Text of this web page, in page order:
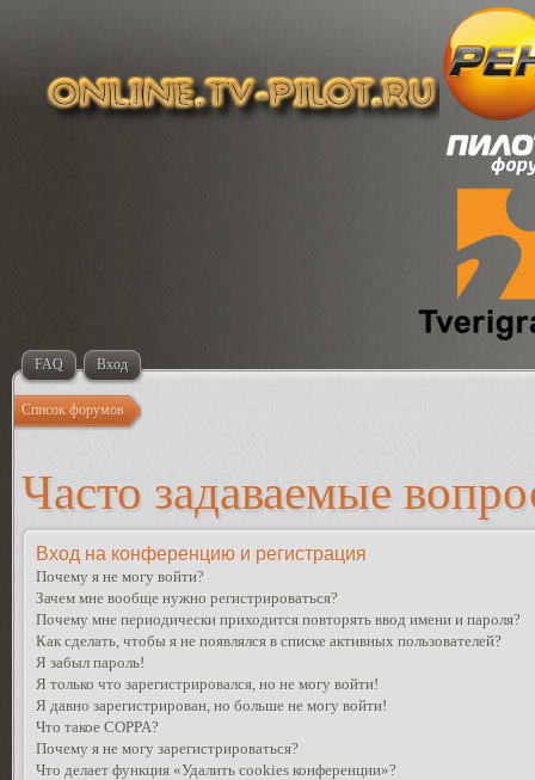
FAQ Вход
Список форумов
Часто задаваемые
Вход на конференцию и регистрация
Почему я не могу войти?
Зачем мне вообще нужно регистрироваться?
Почему мне периодически приходится повторять ввод имени и пароля?
Как сделать, чтобы я не появлялся в списке активных пользователей?
Я забыл пароль!
Я только что зарегистрировался, но не могу войти!
Я давно зарегистрирован, но больше не могу войти!
Что такое COPPA?
Почему я не могу зарегистрироваться?
Что делает функция «Удалить cookies конференции»?